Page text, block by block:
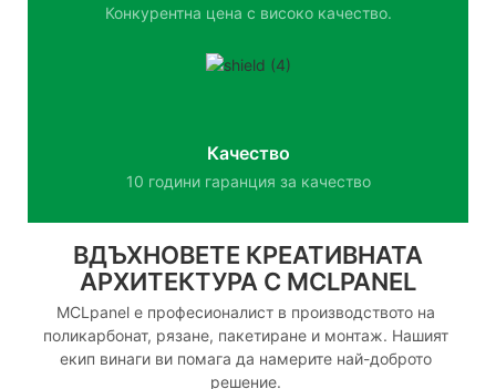
Конкурентна цена с високо качество.
Качество
10 години гаранция за качество
ВДЪХНОВЕТЕ КРЕАТИВНАТА
АРХИТЕКТУРА С MCLPANEL
MCLpanel е професионалист в производството на
поликарбонат, рязане, пакетиране и монтаж. Нашият
екип винаги ви помага да намерите най-доброто
решение.